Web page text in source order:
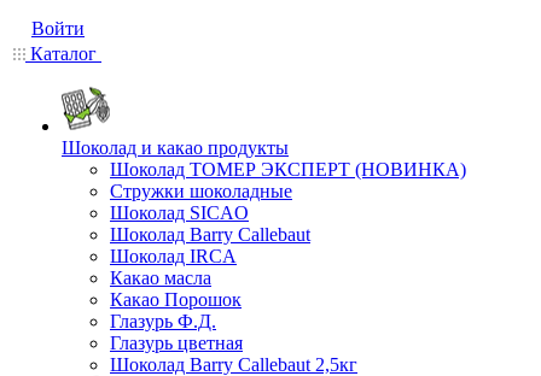
Войти
Каталог
Шоколад и какао продукты
Шоколад ТОМЕР ЭКСПЕРТ (НОВИНКА)
Стружки шоколадные
Шоколад SICAO
Шоколад Barry Callebaut
Шоколад IRCA
Какао масла
Какао Порошок
Глазурь Ф.Д.
Глазурь цветная
Шоколад Barry Callebaut 2,5кг